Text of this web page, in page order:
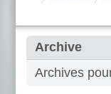
Archive
Archives